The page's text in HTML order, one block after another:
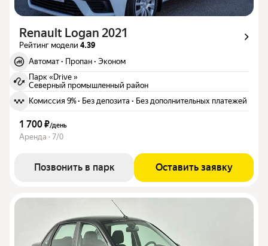
Renault Logan 2021
Рейтинг модели 4.39
Автомат · Пропан · Эконом
Парк «Drive »
Северный промышленный район
Комиссия 9%· Без депозита · Без дополнительных платежей
1 700 ₽/день
Аренда · 7/0
Позвонить в парк Оставить заявку